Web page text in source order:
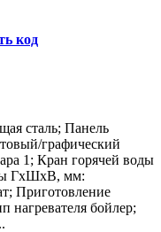
код
сталь; Панель
графический
1; Кран горячей воды
ГхШхВ, мм:
Приготовление
нагревателя бойлер;